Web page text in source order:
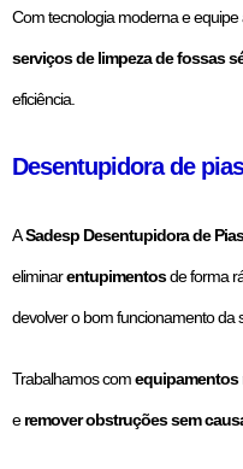
Com tecnologia moderna e
serviços de limpeza de fossas
eficiência.
Desentupidora de
ASadesp Desentupidora de Pias
eliminarentupimentosde forma
devolver o bom funcionamento da
Trabalhamos comequipamentos
eremover obstruçõessem